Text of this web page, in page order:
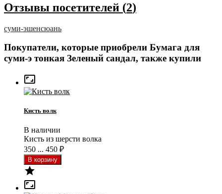
Отзывы посетителей (2)
суми-эшенсюань
Покупатели, которые приобрели Бумага для
суми-э тонкая Зеленый сандал, также купили

Кисть волк
В наличии
Кисть из шерсти волка
350 ... 450 ₽

